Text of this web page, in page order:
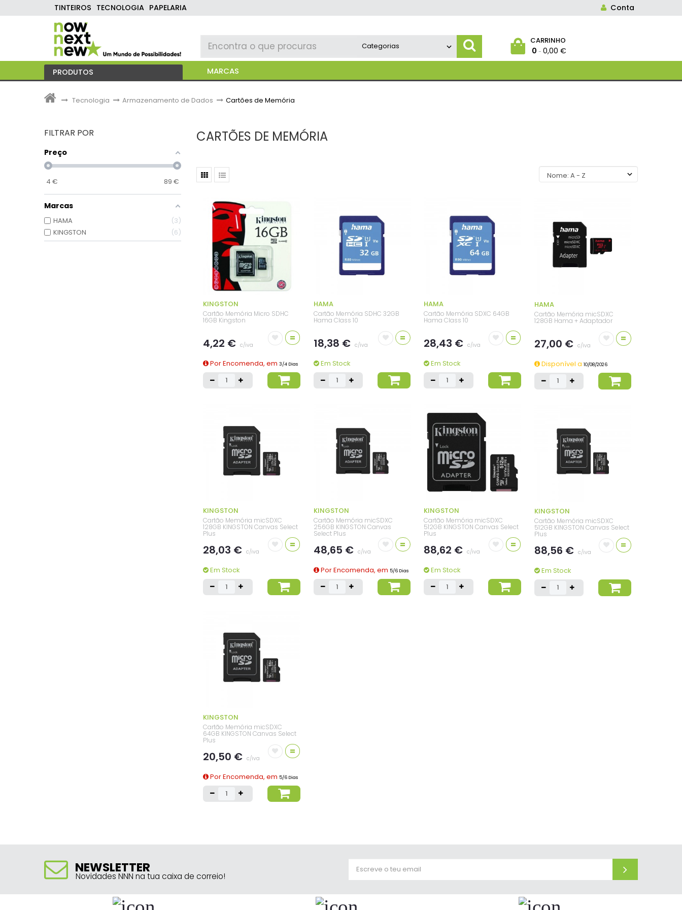
TINTEIROS TECNOLOGIA PAPELARIA Conta
CARRINHO
0 - 0,00 €
PRODUTOS MARCAS
> Tecnologia > Armazenamento de Dados > Cartões de Memória
FILTRAR POR
Preço
4 € 89 €
Marcas
HAMA
3
KINGSTON
6
CARTÕES DE MEMÓRIA
KINGSTON
Cartão Memória Micro SDHC
16GB Kingston
4,22 € c/iva
=
Por Encomenda, em 3/4 Dias
HAMA
Cartão Memória SDHC 32GB
Hama Class 10
18,38 € c/iva
=
Em Stock
HAMA
Cartão Memória SDXC 64GB
Hama Class 10
28,43 € c/iva
=
Em Stock
HAMA
Cartão Memória micSDXC
128GB Hama + Adaptador
27,00 € c/iva
=
Disponível a 10/08/2026
KINGSTON
Cartão Memória micSDXC
128GB KINGSTON Canvas Select
Plus
28,03 € c/iva
=
Em Stock
KINGSTON
Cartão Memória micSDXC
256GB KINGSTON Canvas
Select Plus
48,65 € c/iva
=
Por Encomenda, em 5/6 Dias
KINGSTON
Cartão Memória micSDXC
512GB KINGSTON Canvas Select
Plus
88,62 € c/iva
=
Em Stock
KINGSTON
Cartão Memória micSDXC
512GB KINGSTON Canvas Select
Plus
88,56 € c/iva
=
Em Stock
KINGSTON
Cartão Memória micSDXC
64GB KINGSTON Canvas Select
Plus
20,50 € c/iva
=
Por Encomenda, em 5/6 Dias
NEWSLETTER
Novidades NNN na tua caixa de correio!